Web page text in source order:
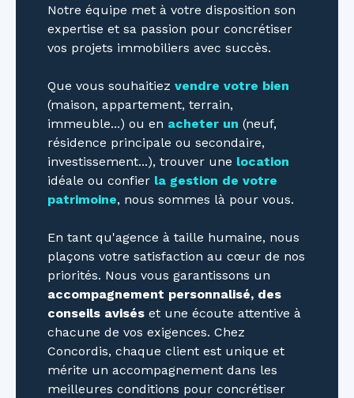
Notre équipe met à votre disposition son
expertise et sa passion pour concrétiser
vos projets immobiliers avec succès.
Que vous souhaitiez vendre votre bien
(maison, appartement, terrain,
immeuble...) ou en acheter un (neuf,
résidence principale ou secondaire,
investissement...), trouver une location
idéale ou confier la gestion de votre
patrimoine, nous sommes là pour vous.
En tant qu'agence à taille humaine, nous
plaçons votre satisfaction au cœur de nos
priorités. Nous vous garantissons un
accompagnement personnalisé, des
conseils avisés et une écoute attentive à
chacune de vos exigences. Chez
Concordis, chaque client est unique et
mérite un accompagnement dans les
meilleures conditions pour concrétiser